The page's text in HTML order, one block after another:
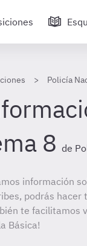
Policía
8 de
información
podrás hacer
te facilitamos
Básica!